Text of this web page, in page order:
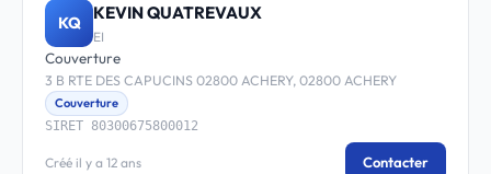
KQ KEVIN QUATREVAUX
EI
Couverture
3 B RTE DES CAPUCINS 02800 ACHERY, 02800 ACHERY
Couverture
SIRET 80300675800012
Créé il y a 12 ans Contacter